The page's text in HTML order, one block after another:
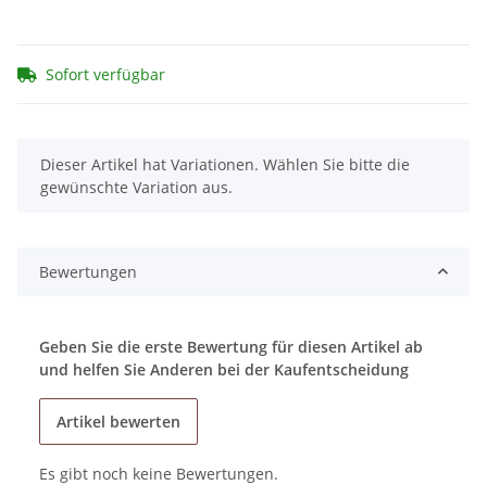
Sofort verfügbar
x
Dieser Artikel hat Variationen. Wählen Sie bitte die
gewünschte Variation aus.
Bewertungen
Geben Sie die erste Bewertung für diesen Artikel ab
und helfen Sie Anderen bei der Kaufentscheidung
Artikel bewerten
Es gibt noch keine Bewertungen.